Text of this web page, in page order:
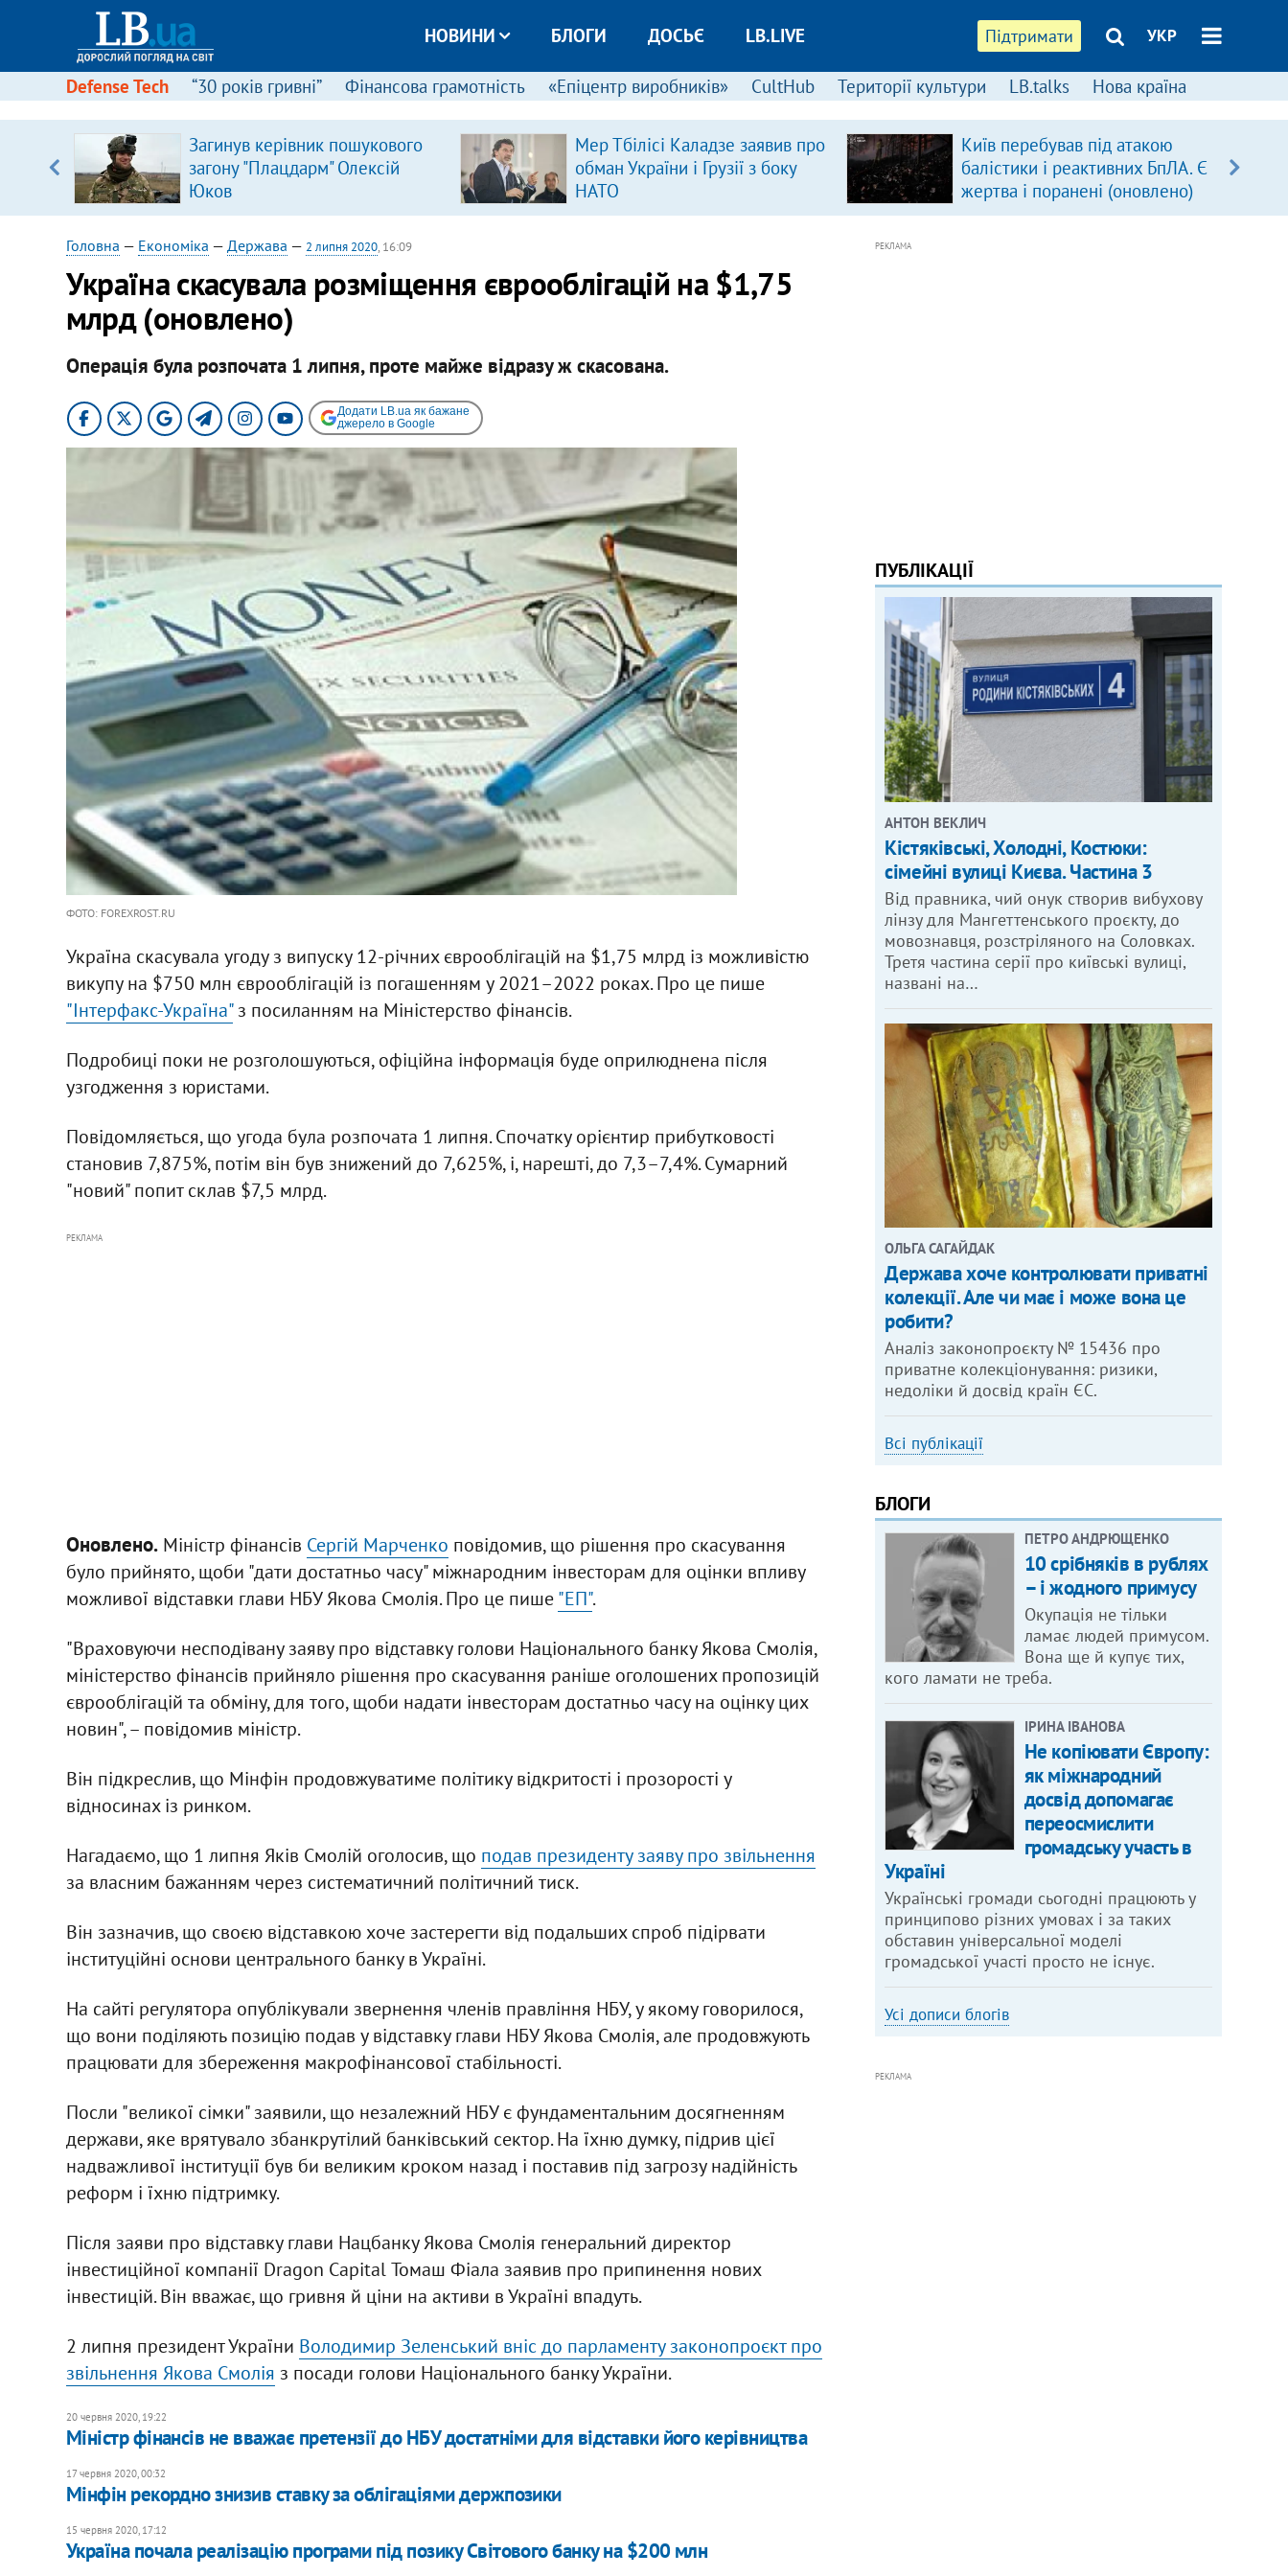
Підтримати УКР
НОВИНИ БЛОГИ ДОСЬЄ LB.LIVE
Defense Tech “30 років гривні” Фінансова грамотність «Епіцентр виробників» CultHub Території культури LB.talks Нова країна
Загинув керівник пошукового
загону "Плацдарм" Олексій
Юков
Мер Тбілісі Каладзе заявив про
обман України і Грузії з боку
НАТО
Київ перебував під атакою
балістики і реактивних БпЛА. Є
жертва і поранені (оновлено)
Головна — Економіка — Держава — 2 липня 2020, 16:09
Україна скасувала розміщення єврооблігацій на $1,75
млрд (оновлено)
Операція була розпочата 1 липня, проте майже відразу ж скасована.
Додати LB.ua як бажане
джерело в Google
ФОТО: FOREXROST.RU
Україна скасувала угоду з випуску 12-річних єврооблігацій на $1,75 млрд із можливістю
викупу на $750 млн єврооблігацій із погашенням у 2021–2022 роках. Про це пише
"Інтерфакс-Україна"з посиланням на Міністерство фінансів.
Подробиці поки не розголошуються, офіційна інформація буде оприлюднена після
узгодження з юристами.
Повідомляється, що угода була розпочата 1 липня. Спочатку орієнтир прибутковості
становив 7,875%, потім він був знижений до 7,625%, і, нарешті, до 7,3–7,4%. Сумарний
"новий" попит склав $7,5 млрд.
РЕКЛАМА
Оновлено.Міністр фінансів Сергій Марченко повідомив, що рішення про скасування
було прийнято, щоби "дати достатньо часу" міжнародним інвесторам для оцінки впливу
можливої відставки глави НБУ Якова Смолія. Про це пише"ЕП".
"Враховуючи несподівану заяву про відставку голови Національного банку Якова Смолія,
міністерство фінансів прийняло рішення про скасування раніше оголошених пропозицій
єврооблігацій та обміну, для того, щоби надати інвесторам достатньо часу на оцінку цих
новин", – повідомив міністр.
Він підкреслив, що Мінфін продовжуватиме політику відкритості і прозорості у
відносинах із ринком.
Нагадаємо, що 1 липня Яків Смолій оголосив, що подав президенту заяву про звільнення
за власним бажанням через систематичний політичний тиск.
Він зазначив, що своєю відставкою хоче застерегти від подальших спроб підірвати
інституційні основи центрального банку в Україні.
На сайті регулятора опублікували звернення членів правління НБУ, у якому говорилося,
що вони поділяють позицію подав у відставку глави НБУ Якова Смолія, але продовжують
працювати для збереження макрофінансової стабільності.
Посли "великої сімки" заявили, що незалежний НБУ є фундаментальним досягненням
держави, яке врятувало збанкрутілий банківський сектор. На їхню думку, підрив цієї
надважливої інституції був би великим кроком назад і поставив під загрозу надійність
реформ і їхню підтримку.
Після заяви про відставку глави Нацбанку Якова Смолія генеральний директор
інвестиційної компанії Dragon Capital Томаш Фіала заявив про припинення нових
інвестицій. Він вважає, що гривня й ціни на активи в Україні впадуть.
2 липня президент України Володимир Зеленський вніс до парламенту законопроєкт про
звільнення Якова Смолія з посади голови Національного банку України.
20 червня 2020, 19:22
Міністр фінансів не вважає претензії до НБУ достатніми для відставки його керівництва
17 червня 2020, 00:32
Мінфін рекордно знизив ставку за облігаціями держпозики
15 червня 2020, 17:12
Україна почала реалізацію програми під позику Світового банку на $200 млн
РЕКЛАМА
ПУБЛІКАЦІЇ
АНТОН ВЕКЛИЧ
Кістяківські, Холодні, Костюки:
сімейні вулиці Києва. Частина 3
Від правника, чий онук створив вибухову
лінзу для Мангеттенського проєкту, до
мовознавця, розстріляного на Соловках.
Третя частина серії про київські вулиці,
названі на…
ОЛЬГА САГАЙДАК
Держава хоче контролювати приватні
колекції. Але чи має і може вона це
робити?
Аналіз законопроєкту № 15436 про
приватне колекціонування: ризики,
недоліки й досвід країн ЄС.
Всі публікації
БЛОГИ
ПЕТРО АНДРЮЩЕНКО
10 срібняків в рублях
– і жодного примусу
Окупація не тільки
ламає людей примусом.
Вона ще й купує тих,
кого ламати не треба.
ІРИНА ІВАНОВА
Не копіювати Європу:
як міжнародний
досвід допомагає
переосмислити
громадську участь в
Україні
Українські громади сьогодні працюють у
принципово різних умовах і за таких
обставин універсальної моделі
громадської участі просто не існує.
Усі дописи блогів
РЕКЛАМА